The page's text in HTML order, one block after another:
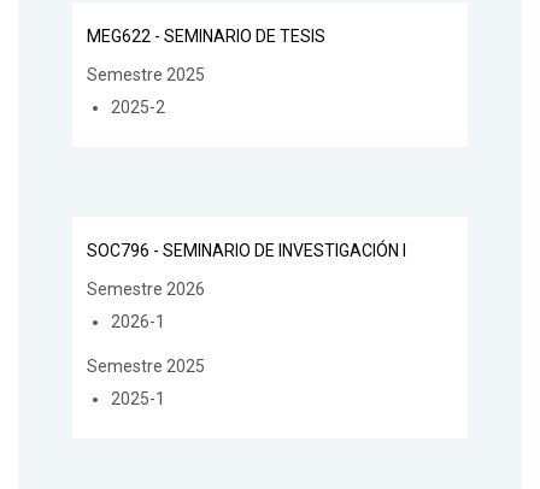
MEG622 - SEMINARIO DE TESIS
Semestre 2025
2025-2
SOC796 - SEMINARIO DE INVESTIGACIÓN I
Semestre 2026
2026-1
Semestre 2025
2025-1